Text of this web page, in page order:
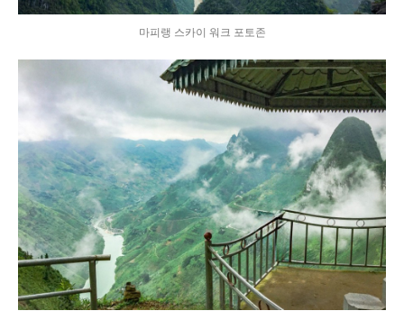
마피랭 스카이 워크 포토존